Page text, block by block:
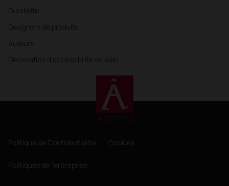
Durabilité
Designers de produits
Auteurs
Déclaration d'accessibilité du web
Politique de Confidentialité Cookies
Politiques de l'entreprise